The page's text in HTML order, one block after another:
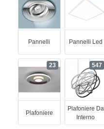
Pannelli Pannelli Led
Plafoniere
23
Plafoniere Da
Interno
547